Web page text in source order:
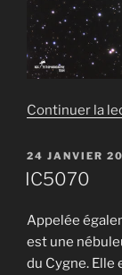
Continuer la
PUBLIÉ
LE
24 JANVIER
IC5070
Appelée
est une
du Cygne.